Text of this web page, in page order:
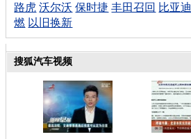
路虎 沃尔沃 保时捷 丰田召回 比亚迪
燃 以旧换新
搜狐汽车视频